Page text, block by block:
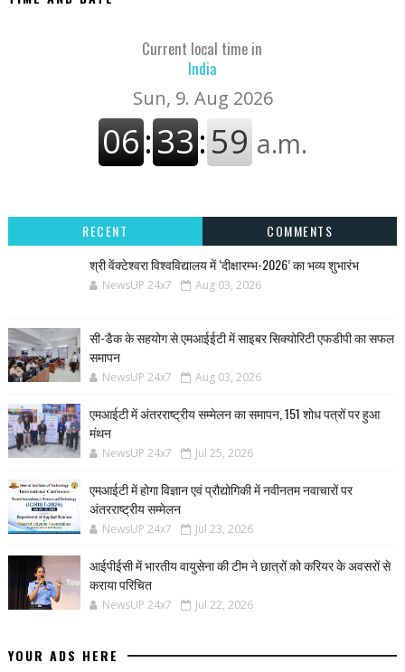
Current local time in
India
RECENT
COMMENTS
श्री वेंक्टेश्वरा विश्वविद्यालय में ‘दीक्षारम्भ-2026’ का भव्य शुभारंभ
NewsUP 24x7 Aug 03, 2026
सी-डैक के सहयोग से एमआईईटी में साइबर सिक्योरिटी एफडीपी का सफल
समापन
NewsUP 24x7 Aug 03, 2026
एमआईटी में अंतरराष्ट्रीय सम्मेलन का समापन, 151 शोध पत्रों पर हुआ
मंथन
NewsUP 24x7 Jul 25, 2026
एमआईटी में होगा विज्ञान एवं प्रौद्योगिकी में नवीनतम नवाचारों पर
अंतरराष्ट्रीय सम्मेलन
NewsUP 24x7 Jul 23, 2026
आईपीईसी में भारतीय वायुसेना की टीम ने छात्रों को करियर के अवसरों से
कराया परिचित
NewsUP 24x7 Jul 22, 2026
YOUR ADS HERE